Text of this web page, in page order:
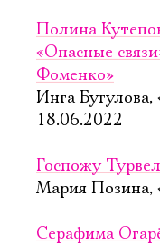
Полина
«Опасные
Фоменко»
Инга Бугулова,
18.06.2022
Госпожу
Мария Позина,
Серафима